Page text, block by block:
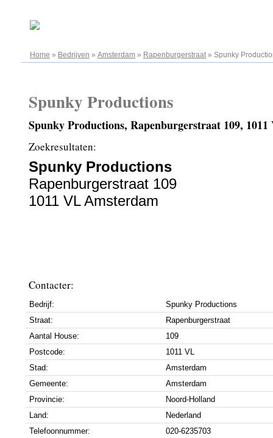
Home » Bedrijven » Amsterdam » Rapenburgerstraat» Spunky
Spunky Productions
Spunky Productions, Rapenburgerstraat 109,
Zoekresultaten:
Spunky Productions
Rapenburgerstraat 109
1011 VL Amsterdam
Contacter:
Bedrijf:
Spunky Productions
Straat:
Rapenburgerstraat
Aantal House:
109
Postcode:
1011 VL
Stad:
Amsterdam
Gemeente:
Amsterdam
Provincie:
Noord-Holland
Land:
Nederland
Telefoonnummer:
020-6235703